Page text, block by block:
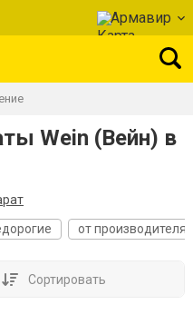
Армавир
Wein (Вейн) в
от производителя
Сортировать